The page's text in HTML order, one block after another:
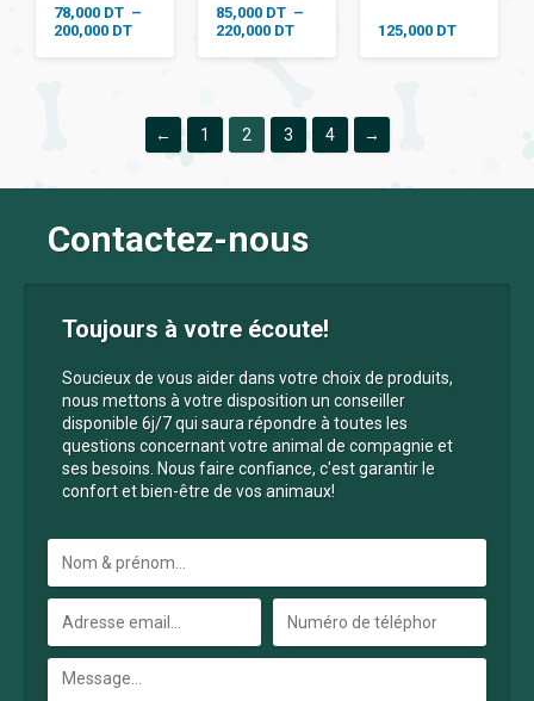
78,000 DT –
200,000 DTPlage
200,000 DT
85,000 DT –
220,000 DTPlage
220,000 DT
125,000 DT
← 1 2 3 4 →
Contactez-nous
Toujours à votre écoute!
Soucieux de vous aider dans votre choix de produits,
nous mettons à votre disposition un conseiller
disponible 6j/7 qui saura répondre à toutes les
questions concernant votre animal de compagnie et
ses besoins. Nous faire confiance, c'est garantir le
confort et bien-être de vos animaux!